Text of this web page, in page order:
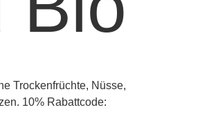
Trockenfrüchte, Nüsse,
10% Rabattcode: